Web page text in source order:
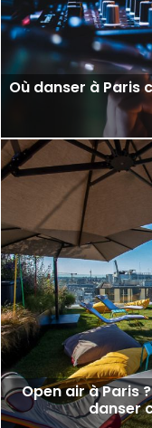
Où danser à Paris
Open air à Paris
danser